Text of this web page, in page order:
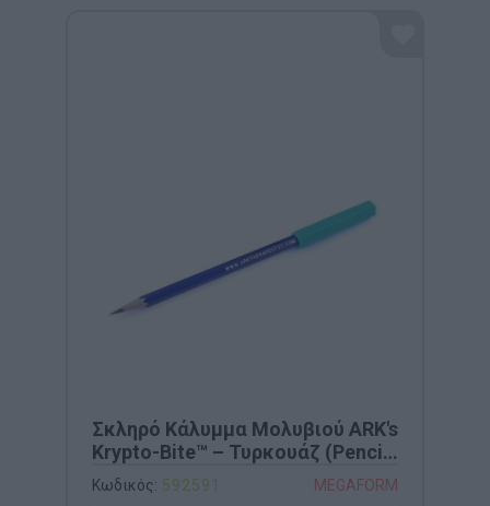
Σκληρό Κάλυμμα Μολυβιού ARK's
Krypto-Bite™ – Τυρκουάζ (Pencil
Topper)
Κωδικός: 592591 MEGAFORM